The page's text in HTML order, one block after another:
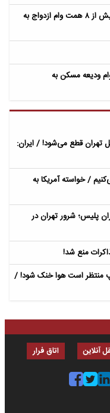
در چهار ماه نخست ۱۴۰۵ رقم خورد؛ پرداخت بیش از ۸ همت وام ازدواج به
میلیارد ریال وام ودیعه مسکن به
تهران قطع می‌شود! / ایران:
/ خواسته آمریکا به
پلیس؛ شرور تهران در
منع شد!
منتظر است هوا خنک شود! /
آنلاین اتاق فرار